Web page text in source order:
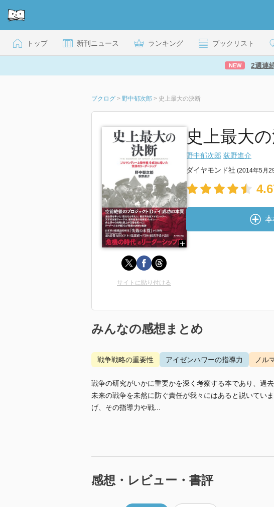
トップ 新刊ニュース ランキング ブックリスト
NEW 2週連
ブクログ > 野中郁次郎 > 史上最大の決断
史上最大
野中郁次郎 荻野進介
ダイヤモンド社 (2014年5月
サイトに貼り付ける
みんなの感想まとめ
戦争戦略の重要性 アイゼンハワーの指導力 ノル
戦争の研究がいかに重要かを深く考察する本であり、過
未来の戦争を未然に防ぐ責任が我々にはあると説いてい
げ、その指導力や戦...
感想・レビュー・書評